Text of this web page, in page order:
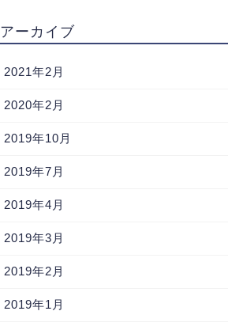
アーカイブ
2021年2月
2020年2月
2019年10月
2019年7月
2019年4月
2019年3月
2019年2月
2019年1月